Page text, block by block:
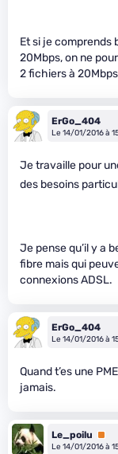
Et si je comprends
20Mbps, on ne
2 fichiers à
ErGo_404
Le 14/01/2016 à
Je travaille pour
des besoins
Je pense qu’il y a
fibre mais qui
connexions ADSL.
ErGo_404
Le 14/01/2016 à
Quand t’es une
jamais.
Le_poilu
Le 14/01/2016 à